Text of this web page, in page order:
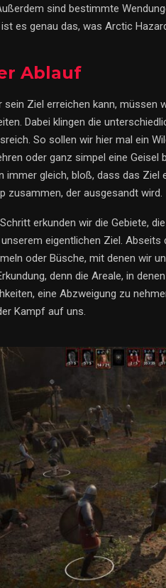
sind bestimmte
es genau das, was Arctic
Ablauf
sein Ziel erreichen kann, müssen
Dabei klingen die
So sollen wir hier mal ein
oder ganz simpel eine
immer gleich, bloß, dass das Ziel
zusammen, der ausgesandt wird.
erkunden wir die Gebiete,
eigentlichen Ziel.
oder Büsche, mit denen wir
denn die Areale, in
eine Abzweigung zu
Kampf auf uns.